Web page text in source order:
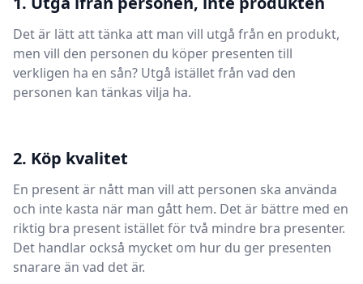
Det är lätt att tänka att man vill utgå från en produkt,
men vill den personen du köper presenten till
verkligen ha en sån? Utgå istället från vad den
personen kan tänkas vilja ha.
2. Köp kvalitet
En present är nått man vill att personen ska använda
och inte kasta när man gått hem. Det är bättre med en
riktig bra present istället för två mindre bra presenter.
Det handlar också mycket om hur du ger presenten
snarare än vad det är.